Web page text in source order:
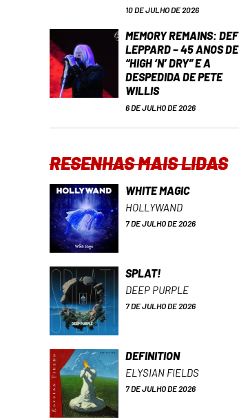
10 DE JULHO DE 2026
MEMORY REMAINS: DEF
LEPPARD – 45 ANOS DE
“HIGH ‘N’ DRY” E A
DESPEDIDA DE PETE
WILLIS
6 DE JULHO DE 2026
RESENHAS MAIS LIDAS
WHITE MAGIC
HOLLYWAND
7 DE JULHO DE 2026
SPLAT!
DEEP PURPLE
7 DE JULHO DE 2026
DEFINITION
ELYSIAN FIELDS
7 DE JULHO DE 2026